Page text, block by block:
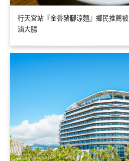
行天宮站『金香豬腳涼麵』鄉民推薦
滷大腸